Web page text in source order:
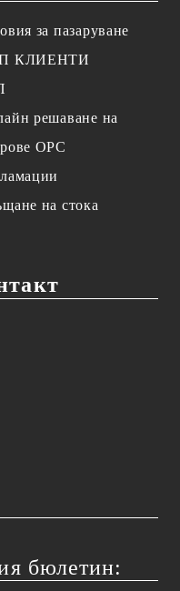
за пазаруване
КЛИЕНТИ
решаване на
OPC
на стока
бюлетин: